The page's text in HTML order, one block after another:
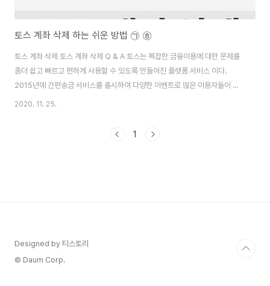
토스 계좌 삭제 하는 쉬운 방법 ㉠ ㉭
토스 계좌 삭제 토스 계좌 삭제 Q & A 토스는 복잡한 금융이용에 대한 문제를
좀더 쉽고 빠르고 편하게 사용할 수 있도록 만들어진 플랫폼 서비스 이다.
2015년에 간편송금 서비스를 출시하여 다양한 이벤트로 많은 이용자들이 이
용하고 있는 금융서비스로 사용되고 있다. 이런 편안함을 위해서 간편하게 결
2020. 11. 25.
1
Designed by 티스토리
© Daum Corp.